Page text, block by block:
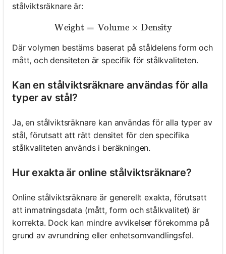
stålviktsräknare är:
\text{Weight} =
Weight = Volume × Density
Där volymen bestäms baserat på ståldelens form och
mått, och densiteten är specifik för stålkvaliteten.
Kan en stålviktsräknare användas för alla
typer av stål?
Ja, en stålviktsräknare kan användas för alla typer av
stål, förutsatt att rätt densitet för den specifika
stålkvaliteten används i beräkningen.
Hur exakta är online stålviktsräknare?
Online stålviktsräknare är generellt exakta, förutsatt
att inmatningsdata (mått, form och stålkvalitet) är
korrekta. Dock kan mindre avvikelser förekomma på
grund av avrundning eller enhetsomvandlingsfel.